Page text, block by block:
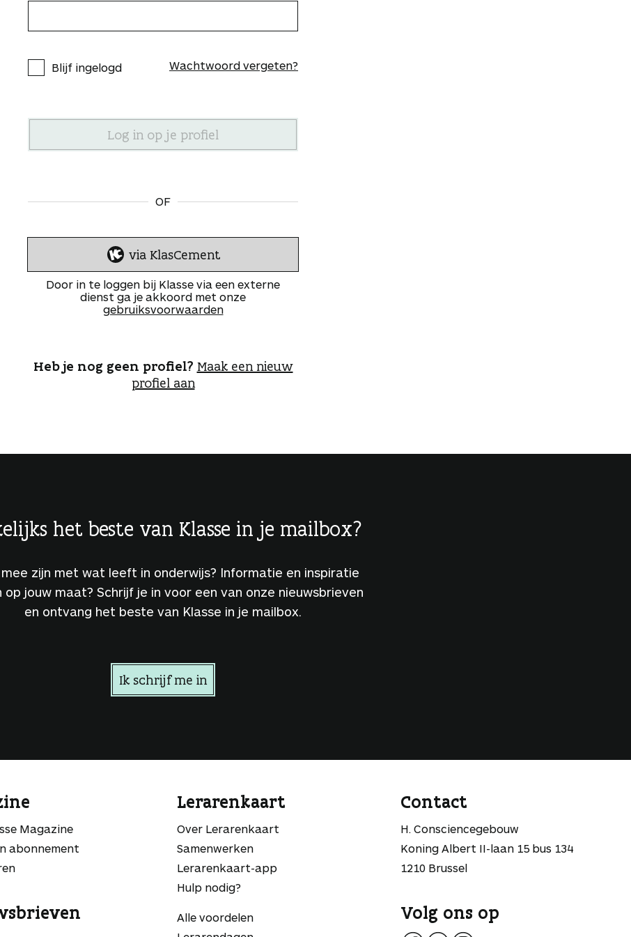
Blijf ingelogd Wachtwoord vergeten?
OF
I
n
l
o
e
n
via KlasCement
Door in te loggen bij Klasse via een externe
dienst ga je akkoord met onze
gebruiksvoorwaarden
Heb je nog geen profiel? Maak een nieuw
profiel aan
het beste van Klasse in je mailbox?
mee zijn met wat leeft in onderwijs? Informatie en inspiratie
op jouw maat? Schrijf je in voor een van onze nieuwsbrieven
en ontvang het beste van Klasse in je mailbox.
Ik schrijf me in
Magazine
abonnement
Lerarenkaart
Over Lerarenkaart
Samenwerken
Lerarenkaart-app
Hulp nodig?
Alle voordelen
Contact
H. Consciencegebouw
Koning Albert II-laan 15 bus 134
1210 Brussel
Volg ons op